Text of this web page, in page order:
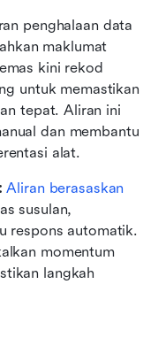
penghalaan data
maklumat
kini rekod
untuk memastikan
tepat. Aliran ini
dan membantu
alat.
Aliran berasaskan
susulan,
respons automatik.
momentum
langkah